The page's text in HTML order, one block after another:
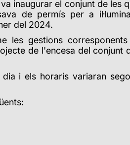
inaugurar el conjunt de les
de permís per a
del 2024.
les gestions
de l'encesa del conjunt
dia i els horaris variaran